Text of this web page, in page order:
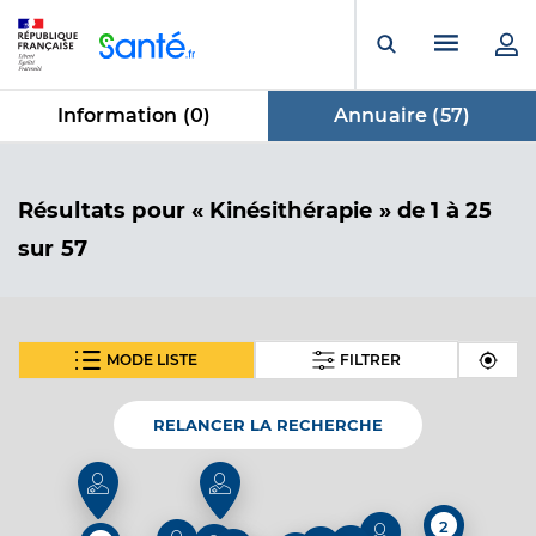
Ouvrir laMenu
Information (0) Annuaire (57)
Résultats dans Annuaire
pour « Kinésithérapie »de 1 à 25
sur 57
MODE LISTE FILTRER
Masseur-Kinésithérapeute
Professionel de santé
Spécialités
Kinésithérapie
Adresse
28 Route Nouvelle, 42600 Montbrison 2
RELANCER LA RECHERCHE